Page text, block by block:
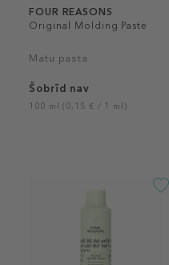
FOUR REASONS
Original Molding Paste
Matu pasta
Šobrīd nav
100 ml (0,15 € / 1 ml)